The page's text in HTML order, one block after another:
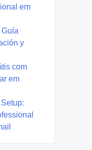
em
y
com
em